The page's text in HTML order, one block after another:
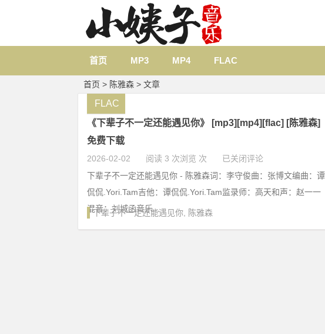
首页 MP3 MP4 FLAC
首页 > 陈雅森 > 文章
《下辈子不一定还能遇见你》 [mp3][mp4][flac] [陈雅森]
免费下载
2026-02-02 阅读 3 次浏览 次 已关闭评论
FLAC
下辈子不一定还能遇见你 - 陈雅森词：李守俊曲：张博文编曲：谭
侃侃.Yori.Tam吉他：谭侃侃.Yori.Tam监录师：高天和声：赵一一
混音：刘城函音乐...
下辈子不一定还能遇见你 陈雅森